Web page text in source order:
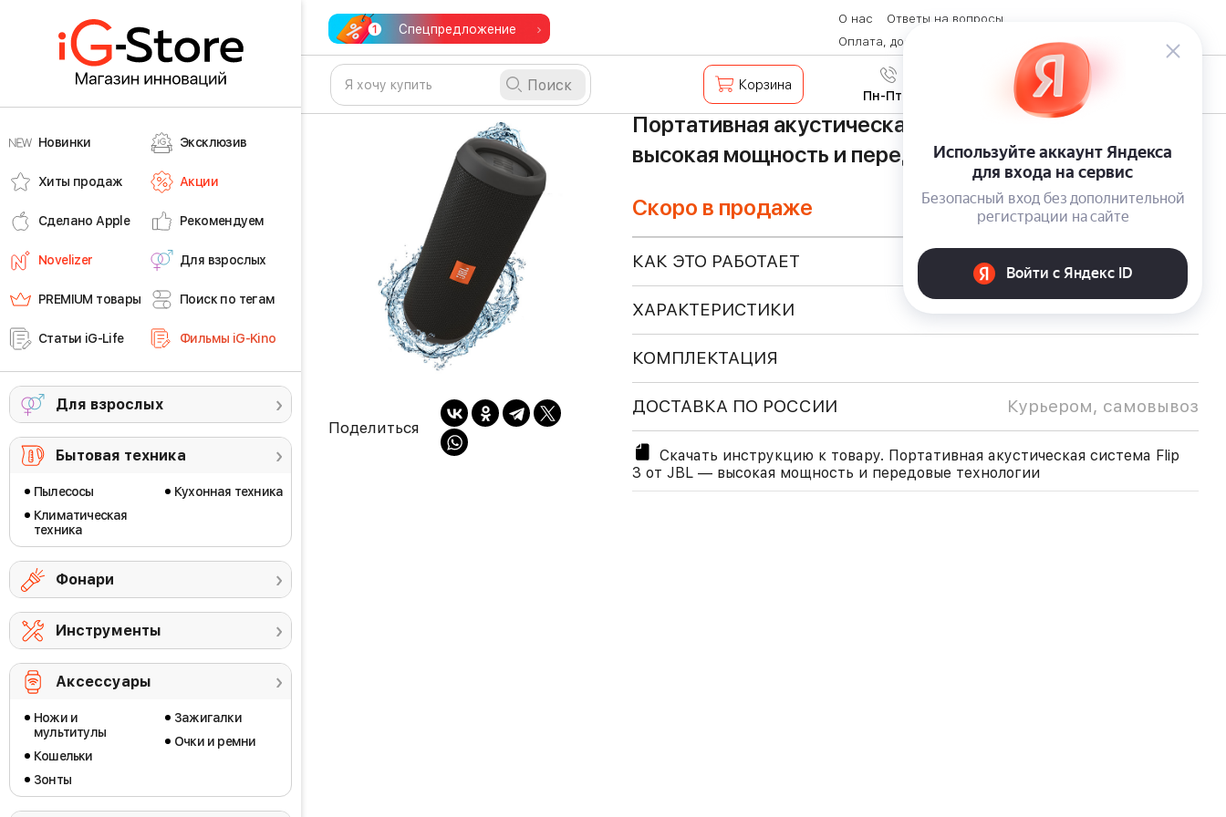
Новинки Эксклюзив
Хиты продаж Акции
Сделано Apple Рекомендуем
Novelizer Для взрослых
PREMIUM товары Поиск по тегам
Статьи iG-Life Фильмы iG-Kino
Для взрослых
Бытовая техника
Пылесосы
Климатическая
техника
Кухонная техника
Фонари
Инструменты
Аксессуары
Ножи и
мультитулы
Кошельки
Зонты
Зажигалки
Очки и ремни
Спецпредложение
О нас
Ответы на вопросы
Оплата, доставка и возврат товара
Контакты
Поиск Корзина 8 (800) 600-28-07
Пн-Пт с 9:00 до 19:00
Поделиться
Портативная акустическая система Flip 3 от JBL —
высокая мощность и передовые технологии
Скоро в продаже
КАК ЭТО РАБОТАЕТ
ХАРАКТЕРИСТИКИ
КОМПЛЕКТАЦИЯ
ДОСТАВКА ПО РОССИИ Курьером, самовывоз
Скачать инструкцию к товару. Портативная акустическая система Flip
3 от JBL — высокая мощность и передовые технологии